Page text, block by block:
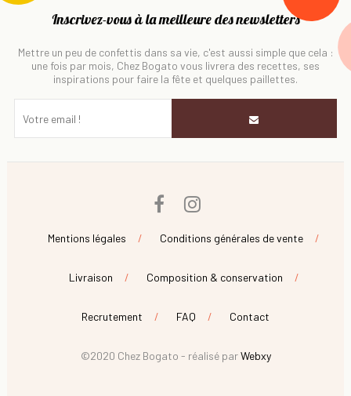
Inscrivez-vous à la meilleure des newsletters
Mettre un peu de confettis dans sa vie, c'est aussi simple que cela :
une fois par mois, Chez Bogato vous livrera des recettes, ses
inspirations pour faire la fête et quelques paillettes.
Facebook
Mentions légales Conditions générales de vente
Livraison Composition & conservation
Recrutement FAQ Contact
©2020 Chez Bogato - réalisé parWebxy